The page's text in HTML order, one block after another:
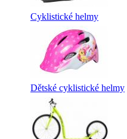
Cyklistické helmy
Dětské cyklistické helmy